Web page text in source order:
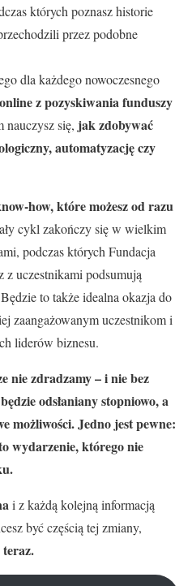
których poznasz historie
przez podobne
dla każdego nowoczesnego
z pozyskiwania funduszy
nauczysz się, jak zdobywać
automatyzację czy
how, które możesz od razu
cykl zakończy się w wielkim
podczas których Fundacja
uczestnikami podsumują
to także idealna okazja do
zaangażowanym uczestnikom i
liderów biznesu.
nie zdradzamy – i nie bez
odsłaniany stopniowo, a
możliwości. Jedno jest pewne:
wydarzenie, którego nie
i z każdą kolejną informacją
być częścią tej zmiany,